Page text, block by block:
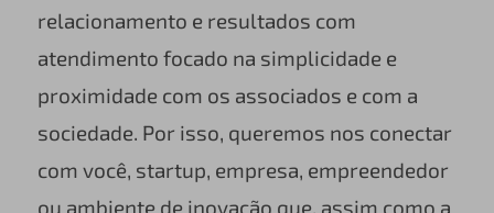
relacionamento e resultados com
atendimento focado na simplicidade e
proximidade com os associados e com a
sociedade. Por isso, queremos nos conectar
com você, startup, empresa, empreendedor
ou ambiente de inovação que, assim como a